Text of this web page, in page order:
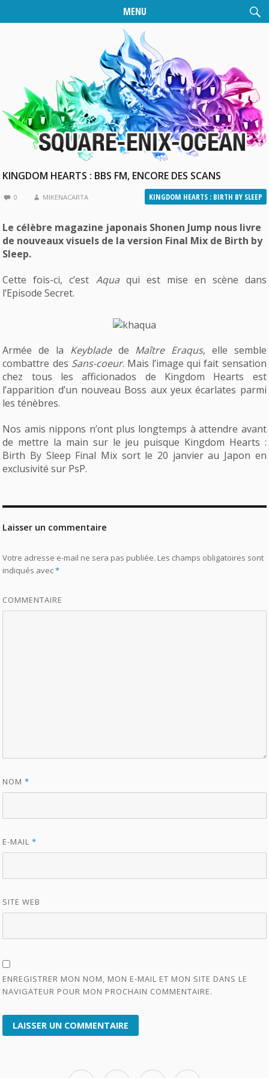
MENU
KINGDOM HEARTS : BBS FM, ENCORE DES SCANS
KINGDOM HEARTS : BIRTH BY SLEEP
0 MIKENACARTA
Le célèbre magazine japonais Shonen Jump nous livre
de nouveaux visuels de la version Final Mix de Birth by
Sleep.
Cette fois-ci, c’est Aquaqui est mise en scène dans
l’Episode Secret.
Armée de la Keybladede Maître Eraqus, elle semble
combattre des Sans-coeur. Mais l’image qui fait sensation
chez tous les afficionados de Kingdom Hearts est
l’apparition d’un nouveau Boss aux yeux écarlates parmi
les ténèbres.
Nos amis nippons n’ont plus longtemps à attendre avant
de mettre la main sur le jeu puisque Kingdom Hearts :
Birth By Sleep Final Mix sort le 20 janvier au Japon en
exclusivité sur PsP.
Laisser un commentaire
Votre adresse e-mail ne sera pas publiée. Les champs obligatoires sont
indiqués avec*
COMMENTAIRE
NOM*
E-MAIL*
SITE WEB
ENREGISTRER MON NOM, MON E-MAIL ET MON SITE DANS LE
NAVIGATEUR POUR MON PROCHAIN COMMENTAIRE.